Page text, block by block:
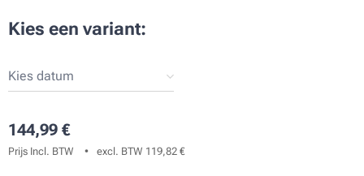
Kies een variant:
Kies datum
144,99 €
Prijs Incl. BTW excl. BTW 119,82 €